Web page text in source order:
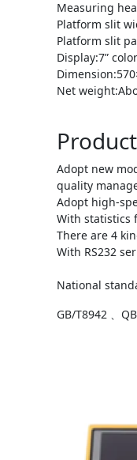
Measuring
Platform slit
Platform slit
Display:7”
Net
Adopt new
quality
Adopt high-
With statistics
There are 4
With RS232
National
GB/T8942 、